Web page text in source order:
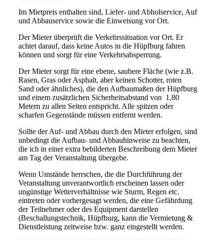
Im Mietpreis enthalten sind, Liefer- und Abholservice, Auf
und Abbauservice sowie die Einweisung vor Ort.
Der Mieter überprüft die Verkehrssituation vor Ort. Er
achtet darauf, dass keine Autos in die Hüpfburg fahren
können und sorgt für eine Verkehrsabsperrung.
Der Mieter sorgt für eine ebene, saubere Fläche (wie z.B.
Rasen, Gras oder Asphalt, aber keinen Schotter, roten
Sand oder ähnliches), die den Aufbaumaßen der Hüpfburg
und einem zusätzlichen Sicherheitsabstand von 1,80
Metern zu allen Seiten entspricht. Alle spitzen oder
scharfen Gegenstände müssen entfernt werden.
Sollte der Auf- und Abbau durch den Mieter erfolgen, sind
unbedingt die Aufbau- und Abbauhinweise zu beachten,
die ich in einer extra bebilderten Beschreibung dem Mieter
am Tag der Veranstaltung übergebe.
Wenn Umstände herrschen, die die Durchführung der
Veranstaltung unverantwortlich erscheinen lassen oder
ungünstige Wetterverhältnisse wie Sturm, Regen etc.
eintreten oder vorhergesagt werden, die eine Gefährdung
der Teilnehmer oder des Equipment darstellen
(Beschallungstechnik, Hüpfburg, kann die Vermietung &
Dienstleistung zeitweise bzw. ganz eingestellt werden.